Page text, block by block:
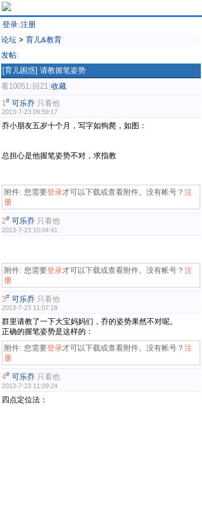
登录 注册
论坛 > 育儿&教育
发帖
[育儿困惑] 请教握笔姿势
看10051 回21 收藏
1# 可乐乔 只看他
2013-7-23 09:59:17
乔小朋友五岁十个月，写字如狗爬，如图：
总担心是他握笔姿势不对，求指教
附件: 您需要登录才可以下载或查看附件。没有帐号？ 注
册
2# 可乐乔 只看他
2013-7-23 10:04:41
附件: 您需要登录才可以下载或查看附件。没有帐号？ 注
册
3# 可乐乔 只看他
2013-7-23 11:07:18
群里请教了一下大宝妈妈们，乔的姿势果然不对呢。
正确的握笔姿势是这样的：
附件: 您需要登录才可以下载或查看附件。没有帐号？ 注
册
4# 可乐乔 只看他
2013-7-23 11:09:24
四点定位法：